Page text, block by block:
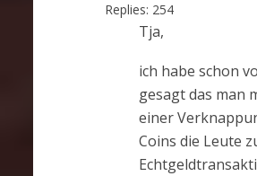
Replies: 254
Tja,
ich habe schon
gesagt das man
einer
Coins die Leute